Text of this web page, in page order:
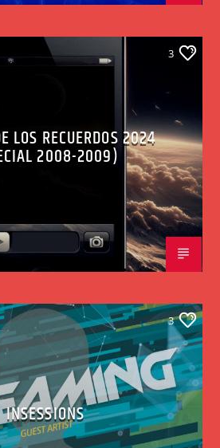
3
LOS RECUERDOS 2024
2008-2009)
3
INSESSIONS